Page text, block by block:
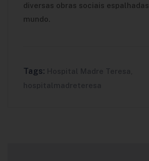
diversas obras sociais
mundo.
Tags: